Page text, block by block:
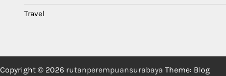
Travel
Copyright © 2026 rutanperempuansurabaya Theme: Blog